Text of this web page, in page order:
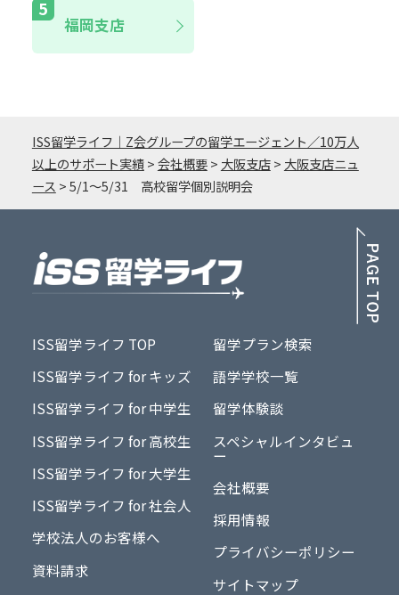
福岡支店
ISS留学ライフ｜Z会グループの留学エージェント／10万人
以上のサポート実績>会社概要> 大阪支店> 大阪支店ニュ
ース >5/1～5/31 高校留学個別説明会
ISS留学ライフ TOP
ISS留学ライフ for キッズ
ISS留学ライフ for 中学生
ISS留学ライフ for 高校生
ISS留学ライフ for 大学生
ISS留学ライフ for 社会人
学校法人のお客様へ
資料請求
留学プラン検索
語学学校一覧
留学体験談
スペシャルインタビュ
ー
会社概要
採用情報
プライバシーポリシー
サイトマップ